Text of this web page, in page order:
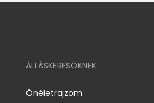
ÁLLÁSKERESŐKNEK
Önéletrajzom